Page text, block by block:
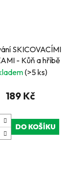
SKICOVACÍMI
- Kůň a hříbě
(>5 ks)
189 Kč
DO KOŠÍKU